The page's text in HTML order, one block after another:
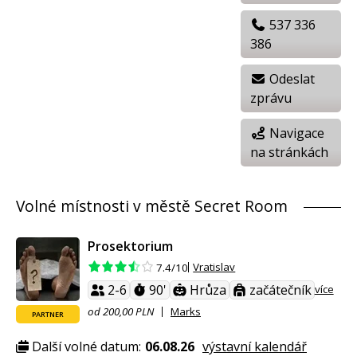
537 336
386
Odeslat
zprávu
Navigace
na stránkách
Volné místnosti v městě Secret Room
PARTNER
Prosektorium
7.4/10 Vratislav
2-6 90' Hrůza začátečník více
od 200,00 PLN
Marks
Další volné datum: 06.08.26 výstavní kalendář